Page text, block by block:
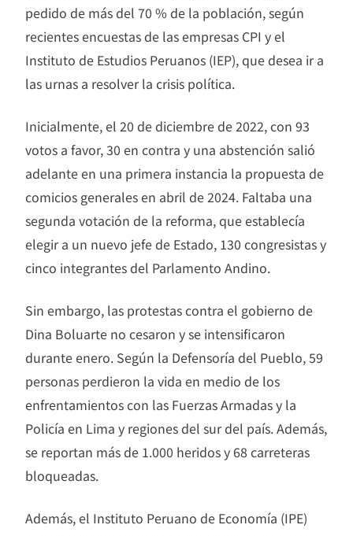
pedido de más del 70 % de la población, según
recientes encuestas de las empresas CPI y el
Instituto de Estudios Peruanos (IEP), que desea ir a
las urnas a resolver la crisis política.
Inicialmente, el 20 de diciembre de 2022, con 93
votos a favor, 30 en contra y una abstención salió
adelante en una primera instancia la propuesta de
comicios generales en abril de 2024. Faltaba una
segunda votación de la reforma, que establecía
elegir a un nuevo jefe de Estado, 130 congresistas y
cinco integrantes del Parlamento Andino.
Sin embargo, las protestas contra el gobierno de
Dina Boluarte no cesaron y se intensificaron
durante enero. Según la Defensoría del Pueblo, 59
personas perdieron la vida en medio de los
enfrentamientos con las Fuerzas Armadas y la
Policía en Lima y regiones del sur del país. Además,
se reportan más de 1.000 heridos y 68 carreteras
bloqueadas.
Además, el Instituto Peruano de Economía (IPE)